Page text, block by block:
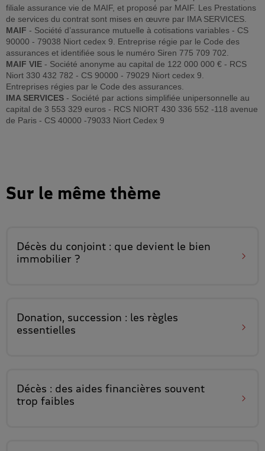
filiale assurance vie de MAIF, et proposé par MAIF. Les Prestations
de services du contrat sont mises en œuvre par IMA SERVICES.
MAIF - Société d’assurance mutuelle à cotisations variables - CS
90000 - 79038 Niort cedex 9. Entreprise régie par le Code des
assurances et identifiée sous le numéro Siren 775 709 702.
MAIF VIE - Société anonyme au capital de 122 000 000 € - RCS
Niort 330 432 782 - CS 90000 - 79029 Niort cedex 9.
Entreprises régies par le Code des assurances.
IMA SERVICES - Société par actions simplifiée unipersonnelle au
capital de 3 553 329 euros - RCS NIORT 430 336 552 -118 avenue
de Paris - CS 40000 -79033 Niort Cedex 9
Sur le même thème
Décès du conjoint : que devient le bien
immobilier ?
Donation, succession : les règles
essentielles
Décès : des aides financières souvent
trop faibles